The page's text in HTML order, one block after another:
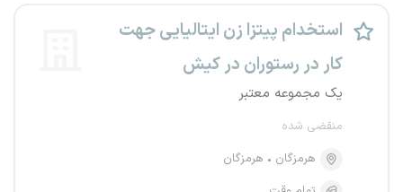
استخدام پیتزا زن ایتالیایی جهت
کار در رستوران در کیش
یک مجموعه معتبر
منقضی شده
هرمزگان
هرمزگان